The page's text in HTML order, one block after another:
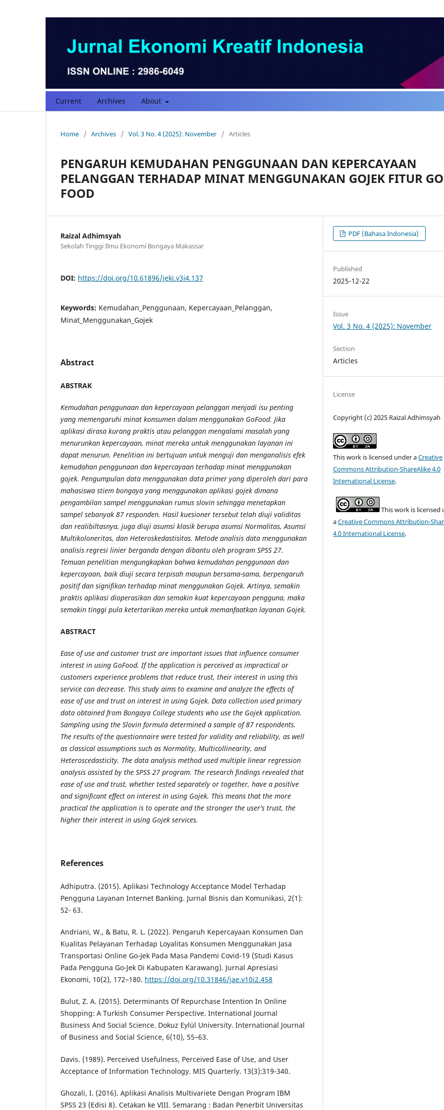
Current Archives About
Home / Archives / Vol. 3 No. 4 (2025): November / Articles
PENGARUH KEMUDAHAN PENGGUNAAN DAN KEPERCAYAAN
PELANGGAN TERHADAP MINAT MENGGUNAKAN GOJEK FITUR GO
FOOD
Raizal Adhimsyah
Sekolah Tinggi Ilmu Ekonomi Bongaya Makassar
DOI: https://doi.org/10.61896/jeki.v3i4.137
Keywords: Kemudahan_Penggunaan, Kepercayaan_Pelanggan,
Minat_Menggunakan_Gojek
Abstract
ABSTRAK
Kemudahan penggunaan dan kepercayaan pelanggan menjadi isu penting
yang memengaruhi minat konsumen dalam menggunakan GoFood. Jika
aplikasi dirasa kurang praktis atau pelanggan mengalami masalah yang
menurunkan kepercayaan, minat mereka untuk menggunakan layanan ini
dapat menurun. Penelitian ini bertujuan untuk menguji dan menganalisis efek
kemudahan penggunaan dan kepercayaan terhadap minat menggunakan
gojek. Pengumpulan data menggunakan data primer yang diperoleh dari para
mahasiswa stiem bongaya yang menggunakan aplikasi gojek dimana
pengambilan sampel menggunakan rumus slovin sehingga menetapkan
sampel sebanyak 87 responden. Hasil kuesioner tersebut telah diuji validitas
dan realibiltasnya, juga diuji asumsi klasik berupa asumsi Normalitas, Asumsi
Multikoloneritas, dan Heteroskedastisitas. Metode analisis data menggunakan
analisis regresi linier berganda dengan dibantu oleh program SPSS 27.
Temuan penelitian mengungkapkan bahwa kemudahan penggunaan dan
kepercayaan, baik diuji secara terpisah maupun bersama-sama, berpengaruh
positif dan signifikan terhadap minat menggunakan Gojek. Artinya, semakin
praktis aplikasi dioperasikan dan semakin kuat kepercayaan pengguna, maka
semakin tinggi pula ketertarikan mereka untuk memanfaatkan layanan Gojek.
ABSTRACT
Ease of use and customer trust are important issues that influence consumer
interest in using GoFood. If the application is perceived as impractical or
customers experience problems that reduce trust, their interest in using this
service can decrease. This study aims to examine and analyze the effects of
ease of use and trust on interest in using Gojek. Data collection used primary
data obtained from Bongaya College students who use the Gojek application.
Sampling using the Slovin formula determined a sample of 87 respondents.
The results of the questionnaire were tested for validity and reliability, as well
as classical assumptions such as Normality, Multicollinearity, and
Heteroscedasticity. The data analysis method used multiple linear regression
analysis assisted by the SPSS 27 program. The research findings revealed that
ease of use and trust, whether tested separately or together, have a positive
and significant effect on interest in using Gojek. This means that the more
practical the application is to operate and the stronger the user's trust, the
higher their interest in using Gojek services.
References
Adhiputra. (2015). Aplikasi Technology Acceptance Model Terhadap
Pengguna Layanan Internet Banking. Jurnal Bisnis dan Komunikasi, 2(1):
52- 63.
Andriani, W., & Batu, R. L. (2022). Pengaruh Kepercayaan Konsumen Dan
Kualitas Pelayanan Terhadap Loyalitas Konsumen Menggunakan Jasa
Transportasi Online Go-Jek Pada Masa Pandemi Covid-19 (Studi Kasus
Pada Pengguna Go-Jek Di Kabupaten Karawang). Jurnal Apresiasi
Ekonomi, 10(2), 172–180. https://doi.org/10.31846/jae.v10i2.458
Bulut, Z. A. (2015). Determinants Of Repurchase Intention In Online
Shopping: A Turkish Consumer Perspective. International Journal
Business And Social Science. Dokuz Eylül University. International Journal
of Business and Social Science, 6(10), 55–63.
Davis. (1989). Perceived Usefulness, Perceived Ease of Use, and User
Acceptance of Information Technology. MIS Quarterly. 13(3):319-340.
Ghozali, I. (2016). Aplikasi Analisis Multivariete Dengan Program IBM
SPSS 23 (Edisi 8). Cetakan ke VIII. Semarang : Badan Penerbit Universitas
PDF (Bahasa Indonesia)
Published
2025-12-22
Issue
Vol. 3 No. 4 (2025): November
Section
Articles
License
Copyright (c) 2025 Raizal Adhimsyah
This work is licensed under aCreative
Commons Attribution-ShareAlike 4.0
International License.
This work is licensed
aCreative Commons Attribution-
4.0 International License.